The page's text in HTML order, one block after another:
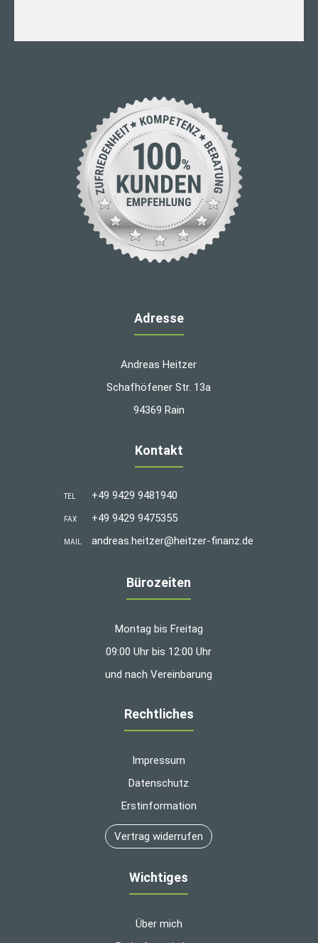
Adresse
Andreas Heitzer
Schafhöfener Str. 13a
94369 Rain
Kontakt
TEL +49 9429 9481940
FAX +49 9429 9475355
MAIL andreas.heitzer@heitzer-finanz.de
Bürozeiten
Montag bis Freitag
09:00 Uhr bis 12:00 Uhr
und nach Vereinbarung
Rechtliches
Impressum
Datenschutz
Erstinformation
Vertrag widerrufen
Wichtiges
Über mich